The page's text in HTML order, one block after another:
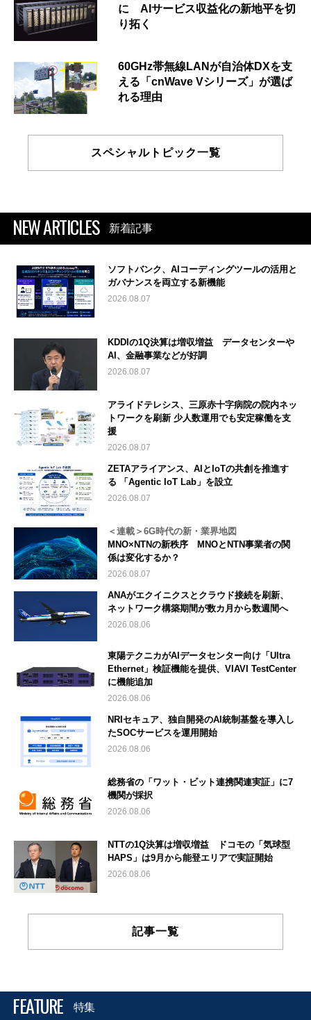
に AIサービス収益化の新地平を切
り拓く
60GHz帯無線LANが自治体DXを支
える「cnWave Vシリーズ」が選ば
れる理由
スペシャルトピック一覧
NEW ARTICLES 新着記事
ソフトバンク、AIコーディングツールの活用と
ガバナンスを両立する新機能
2026.08.07
KDDIの1Q決算は増収増益 データセンターや
AI、金融事業などが好調
2026.08.07
アライドテレシス、三原赤十字病院の院内ネッ
トワークを刷新 少人数運用でも安定稼働を支
援
2026.08.07
ZETAアライアンス、AIとIoTの共創を推進す
る 「Agentic IoT Lab」を設立
2026.08.07
＜連載＞6G時代の新・業界地図
MNO×NTNの新秩序 MNOとNTN事業者の関
係は変化するか？
2026.08.07
ANAがエクイニクスとクラウド接続を刷新、
ネットワーク構築期間が数カ月から数週間へ
2026.08.06
東陽テクニカがAIデータセンター向け「Ultra
Ethernet」検証機能を提供、VIAVI TestCenter
に機能追加
2026.08.06
NRIセキュア、独自開発のAI統制基盤を導入し
たSOCサービスを運用開始
2026.08.06
総務省の「ワット・ビット連携関連実証」に7
機関が採択
2026.08.06
NTTの1Q決算は増収増益 ドコモの「気球型
HAPS」は9月から能登エリアで実証開始
2026.08.06
記事一覧
FEATURE 特集